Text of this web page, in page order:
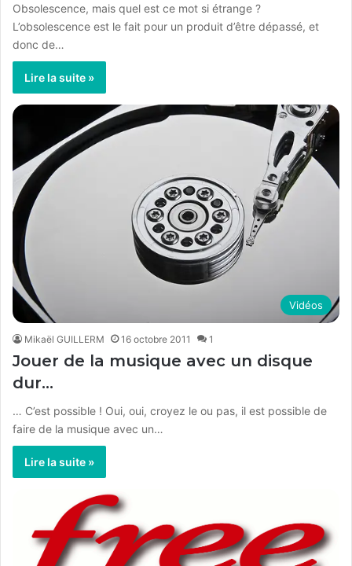
Obsolescence, mais quel est ce mot si étrange ?
L’obsolescence est le fait pour un produit d’être dépassé, et
donc de…
Lire la suite »
Vidéos
Mikaël GUILLERM 16 octobre 2011 1
Jouer de la musique avec un disque
dur…
… C’est possible ! Oui, oui, croyez le ou pas, il est possible de
faire de la musique avec un…
Lire la suite »